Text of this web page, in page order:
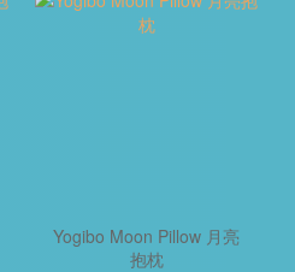
Yogibo Moon Pillow 月亮
抱枕